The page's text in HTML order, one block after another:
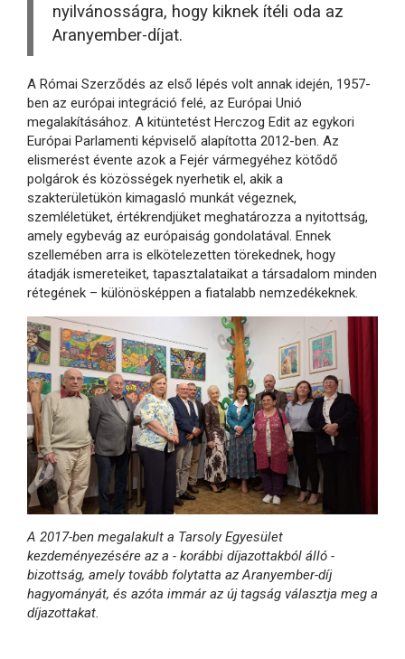
nyilvánosságra, hogy kiknek ítéli oda az
Aranyember-díjat.
A Római Szerződés az első lépés volt annak idején, 1957-
ben az európai integráció felé, az Európai Unió
megalakításához. A kitüntetést Herczog Edit az egykori
Európai Parlamenti képviselő alapította 2012-ben. Az
elismerést évente azok a Fejér vármegyéhez kötődő
polgárok és közösségek nyerhetik el, akik a
szakterületükön kimagasló munkát végeznek,
szemléletüket, értékrendjüket meghatározza a nyitottság,
amely egybevág az európaiság gondolatával. Ennek
szellemében arra is elkötelezetten törekednek, hogy
átadják ismereteiket, tapasztalataikat a társadalom minden
rétegének – különösképpen a fiatalabb nemzedékeknek.
A 2017-ben megalakult a Tarsoly Egyesület
kezdeményezésére az a - korábbi díjazottakból álló -
bizottság, amely tovább folytatta az Aranyember-díj
hagyományát, és azóta immár az új tagság választja meg a
díjazottakat.